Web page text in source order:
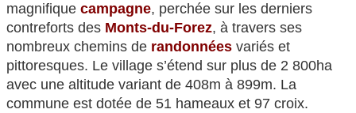
magnifique campagne, perchée sur les derniers
contreforts des Monts-du-Forez, à travers ses
nombreux chemins de randonnées variés et
pittoresques. Le village s’étend sur plus de 2 800ha
avec une altitude variant de 408m à 899m. La
commune est dotée de 51 hameaux et 97 croix.